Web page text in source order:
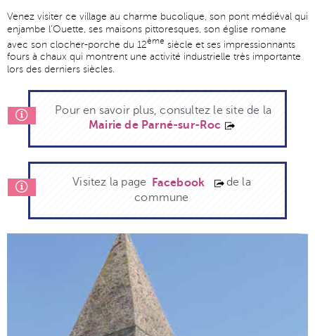
Venez visiter ce village au charme bucolique, son pont médiéval qui
enjambe l’Ouette, ses maisons pittoresques, son église romane
avec son clocher-porche du 12ème siècle et ses impressionnants
fours à chaux qui montrent une activité industrielle très importante
lors des derniers siècles.
Pour en savoir plus, consultez le site de la
Mairie de Parné-sur-Roc
Visitez la page Facebook
de la
commune